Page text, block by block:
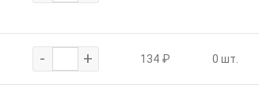
- + 134 ₽ 0 шт.